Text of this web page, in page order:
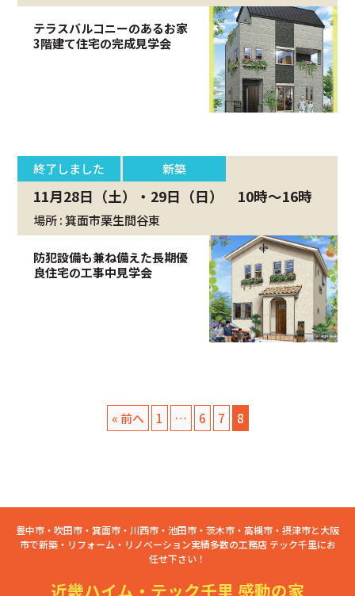
テラスバルコニーのあるお家
3階建て住宅の完成見学会
終了しました 新築
11月28日（土）・29日（日） 10時～16時
場所 : 箕面市栗生間谷東
防犯設備も兼ね備えた長期優
良住宅の工事中見学会
« 前へ 1 … 6 7 8
豊中市・吹田市・箕面市・川西市・池田市・茨木市・高槻市・摂津市と大阪
市で新築・リフォーム・リノベーション実績多数の工務店 テック千里にお
任せ下さい！
近畿ハイム・テック千里 感動の家